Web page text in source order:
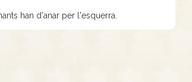
han d'anar per l'esquerra.